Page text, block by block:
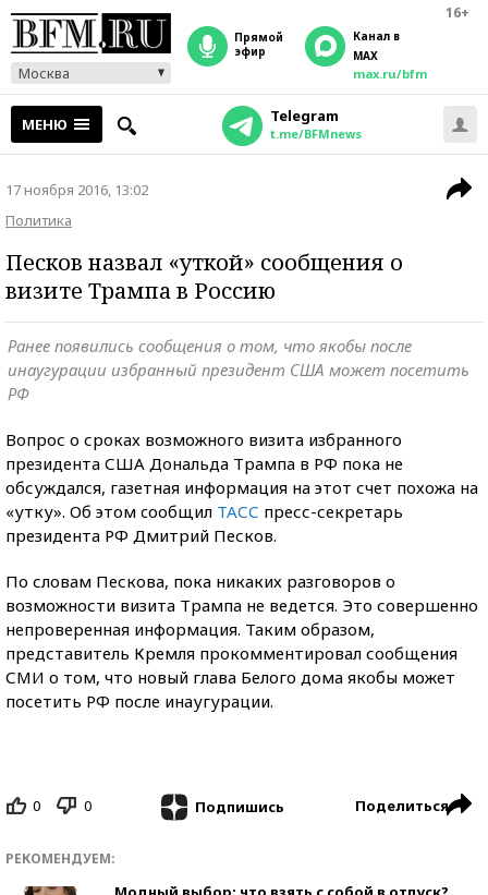
16+
Москва
прямой
эфир
Канал в
MAX
max.ru/bfm
МЕНЮ Telegram
t.me/BFMnews
17 ноября 2016, 13:02
Политика
Песков назвал «уткой» сообщения о
визите Трампа в Россию
Ранее появились сообщения о том, что якобы после
инаугурации избранный президент США может посетить
РФ
Вопрос о сроках возможного визита избранного
президента США Дональда Трампа в РФ пока не
обсуждался, газетная информация на этот счет похожа на
«утку». Об этом cообщил ТАСС пресс-секретарь
президента РФ Дмитрий Песков.
По словам Пескова, пока никаких разговоров о
возможности визита Трампа не ведется. Это совершенно
непроверенная информация. Таким образом,
представитель Кремля прокомментировал сообщения
СМИ о том, что новый глава Белого дома якобы может
посетить РФ после инаугурации.
0 0 Подпишись Поделиться
РЕКОМЕНДУЕМ: